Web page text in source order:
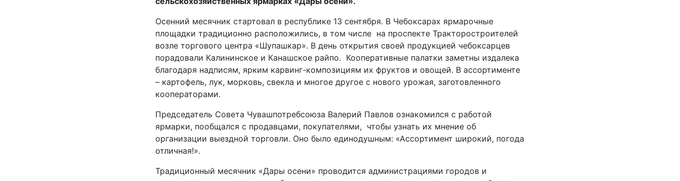
Осенний месячник стартовал в республике 13 сентября. В Чебоксарах ярмарочные
площадки традиционно расположились, в том числе на проспекте Тракторостроителей
возле торгового центра «Шупашкар». В день открытия своей продукцией чебоксарцев
порадовали Калининское и Канашское райпо. Кооперативные палатки заметны издалека
благодаря надписям, ярким карвинг-композициям их фруктов и овощей. В ассортименте
– картофель, лук, морковь, свекла и многое другое с нового урожая, заготовленного
кооператорами.
Председатель Совета Чувашпотребсоюза Валерий Павлов ознакомился с работой
ярмарки, пообщался с продавцами, покупателями, чтобы узнать их мнение об
организации выездной торговли. Оно было единодушным: «Ассортимент широкий, погода
отличная!».
Традиционный месячник «Дары осени» проводится администрациями городов и